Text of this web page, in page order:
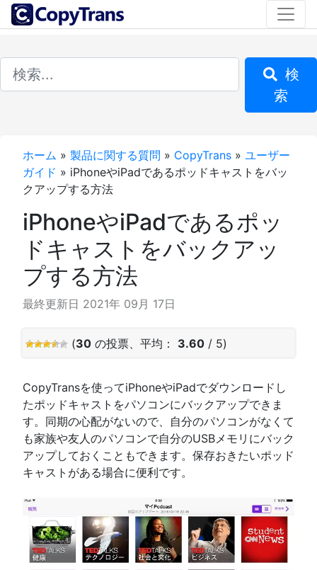
検
索
ホーム » 製品に関する質問 » CopyTrans » ユーザー
ガイド » iPhoneやiPadであるポッドキャストをバッ
クアップする方法
iPhoneやiPadであるポッ
ドキャストをバックアッ
プする方法
最終更新日 2021年 09月 17日
(30の投票、平均： 3.60/ 5)
CopyTransを使ってiPhoneやiPadでダウンロードし
たポッドキャストをパソコンにバックアップできま
す。同期の心配がないので、自分のパソコンがなくて
も家族や友人のパソコンで自分のUSBメモリにバック
アップしておくこともできます。保存おきたいポッド
キャストがある場合に便利です。